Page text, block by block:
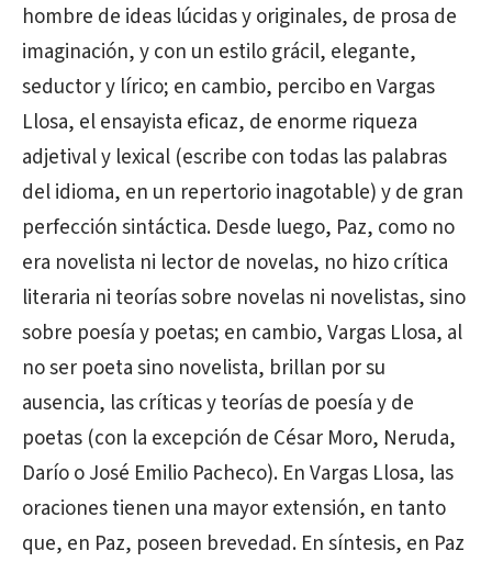
hombre de ideas lúcidas y originales, de prosa de
imaginación, y con un estilo grácil, elegante,
seductor y lírico; en cambio, percibo en Vargas
Llosa, el ensayista eficaz, de enorme riqueza
adjetival y lexical (escribe con todas las palabras
del idioma, en un repertorio inagotable) y de gran
perfección sintáctica. Desde luego, Paz, como no
era novelista ni lector de novelas, no hizo crítica
literaria ni teorías sobre novelas ni novelistas, sino
sobre poesía y poetas; en cambio, Vargas Llosa, al
no ser poeta sino novelista, brillan por su
ausencia, las críticas y teorías de poesía y de
poetas (con la excepción de César Moro, Neruda,
Darío o José Emilio Pacheco). En Vargas Llosa, las
oraciones tienen una mayor extensión, en tanto
que, en Paz, poseen brevedad. En síntesis, en Paz